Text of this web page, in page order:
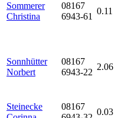
Sommerer
Christina
08167
6943-61
0.11
Sonnhütter
Norbert
08167
6943-22
2.06
Steinecke
08167
0.03